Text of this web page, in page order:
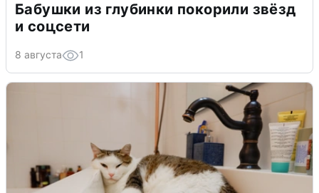
Бабушки из глубинки покорили звёзд
и соцсети
8 августа 1